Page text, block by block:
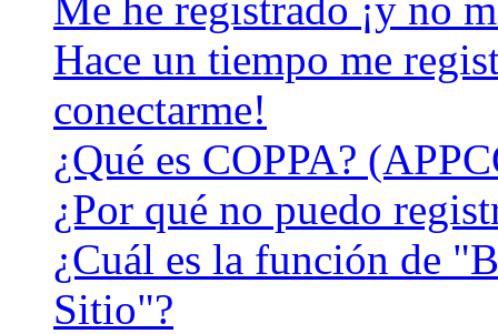
Hace un tiempo me
conectarme!
¿Qué es COPPA?
¿Por qué no puedo
¿Cuál es la función de
Sitio"?